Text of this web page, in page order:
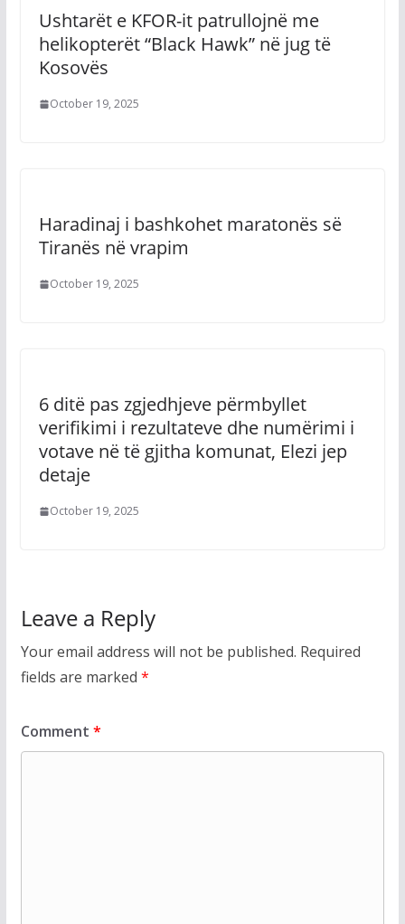
Ushtarët e KFOR-it patrullojnë me
helikopterët “Black Hawk” në jug të
Kosovës
October 19, 2025
Haradinaj i bashkohet maratonës së
Tiranës në vrapim
October 19, 2025
6 ditë pas zgjedhjeve përmbyllet
verifikimi i rezultateve dhe numërimi i
votave në të gjitha komunat, Elezi jep
detaje
October 19, 2025
Leave a Reply
Your email address will not be published. Required
fields are marked *
Comment *